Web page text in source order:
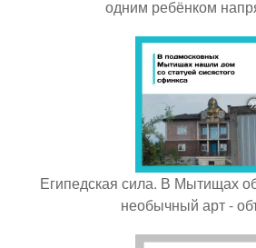
одним ребёнком
Египедская сила. В Мытищах
необычный арт -